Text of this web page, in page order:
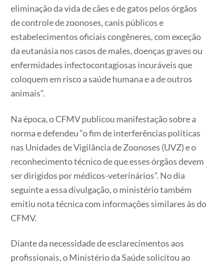
eliminação da vida de cães e de gatos pelos órgãos
de controle de zoonoses, canis públicos e
estabelecimentos oficiais congêneres, com exceção
da eutanásia nos casos de males, doenças graves ou
enfermidades infectocontagiosas incuráveis que
coloquem em risco a saúde humana e a de outros
animais”.
Na época, o CFMV publicou manifestação sobre a
norma e defendeu “o fim de interferências políticas
nas Unidades de Vigilância de Zoonoses (UVZ) e o
reconhecimento técnico de que esses órgãos devem
ser dirigidos por médicos-veterinários”. No dia
seguinte a essa divulgação, o ministério também
emitiu nota técnica com informações similares às do
CFMV.
Diante da necessidade de esclarecimentos aos
profissionais, o Ministério da Saúde solicitou ao